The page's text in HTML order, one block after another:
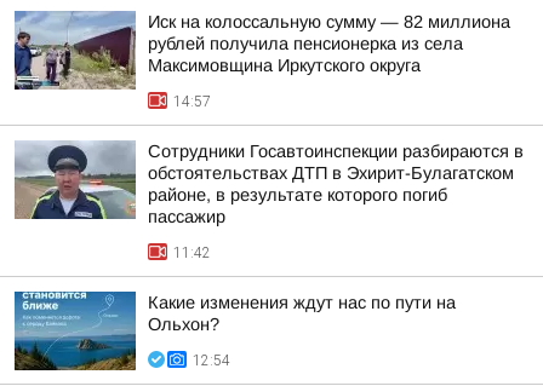
Иск на колоссальную сумму — 82 миллиона
рублей получила пенсионерка из села
Максимовщина Иркутского округа
14:57
Сотрудники Госавтоинспекции разбираются в
обстоятельствах ДТП в Эхирит-Булагатском
районе, в результате которого погиб
пассажир
11:42
Какие изменения ждут нас по пути на
Ольхон?
12:54